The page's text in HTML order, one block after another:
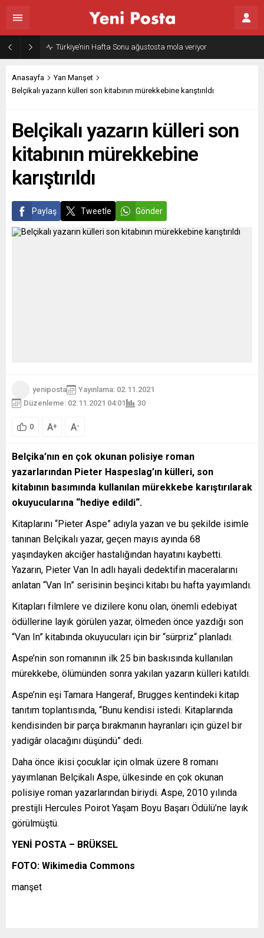
Türkiye’nin Hafta Sonu ağustosta mola veriyor
Anasayfa
Yan Manşet
Belçikalı yazarın külleri son kitabının mürekkebine karıştırıldı
Belçikalı yazarın külleri son
kitabının mürekkebine
karıştırıldı
Paylaş Tweetle Gönder
yeniposta
Yayınlama: 02.11.2021
Düzenleme: 02.11.2021 04:01
30
0 A+ A-
Belçika’nın en çok okunan polisiye roman
yazarlarından Pieter Haspeslag’ın külleri, son
kitabının basımında kullanılan mürekkebe karıştırılarak
okuyucularına “hediye edildi“.
Kitaplarını “Pieter Aspe” adıyla yazan ve bu şekilde isimle
tanınan Belçikalı yazar, geçen mayıs ayında 68
yaşındayken akciğer hastalığından hayatını kaybetti.
Yazarın, Pieter Van In adlı hayali dedektifin maceralarını
anlatan “Van In” serisinin beşinci kitabı bu hafta yayımlandı.
Kitapları filmlere ve dizilere konu olan, önemli edebiyat
ödüllerine layık görülen yazar, ölmeden önce yazdığı son
“Van In” kitabında okuyucuları için bir “sürpriz“ planladı.
Aspe’nin son romanının ilk 25 bin baskısında kullanılan
mürekkebe, ölümünden sonra yakılan yazarın külleri katıldı.
Aspe’nin eşi Tamara Hangeraf, Brugges kentindeki kitap
tanıtım toplantısında, “Bunu kendisi istedi. Kitaplarında
kendisinden bir parça bırakmanın hayranları için güzel bir
yadigâr olacağını düşündü” dedi.
Daha önce ikisi çocuklar için olmak üzere 8 romanı
yayımlanan Belçikalı Aspe, ülkesinde en çok okunan
polisiye roman yazarlarından biriydi. Aspe, 2010 yılında
prestijli Hercules Poirot Yaşam Boyu Başarı Ödülü’ne layık
görülmüştü.
YENİ POSTA – BRÜKSEL
FOTO: Wikimedia Commons
manşet